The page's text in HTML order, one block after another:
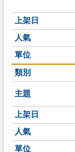
放
資
料
隱
私
政
策
資
安
政
策